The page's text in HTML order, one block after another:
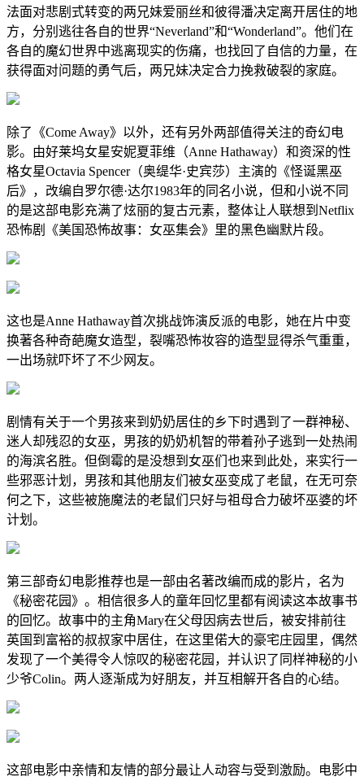
法面对悲剧式转变的两兄妹爱丽丝和彼得潘决定离开居住的地
方，分别逃往各自的世界“Neverland”和“Wonderland”。他们在
各自的魔幻世界中逃离现实的伤痛，也找回了自信的力量，在
获得面对问题的勇气后，两兄妹决定合力挽救破裂的家庭。
除了《Come Away》以外，还有另外两部值得关注的奇幻电
影。由好莱坞女星安妮夏菲维（Anne Hathaway）和资深的性
格女星Octavia Spencer（奥缇华·史宾莎）主演的《怪诞黑巫
后》，改编自罗尔德·达尔1983年的同名小说，但和小说不同
的是这部电影充满了炫丽的复古元素，整体让人联想到Netflix
恐怖剧《美国恐怖故事：女巫集会》里的黑色幽默片段。
这也是Anne Hathaway首次挑战饰演反派的电影，她在片中变
换著各种奇葩魔女造型，裂嘴恐怖妆容的造型显得杀气重重，
一出场就吓坏了不少网友。
剧情有关于一个男孩来到奶奶居住的乡下时遇到了一群神秘、
迷人却残忍的女巫，男孩的奶奶机智的带着孙子逃到一处热闹
的海滨名胜。但倒霉的是没想到女巫们也来到此处，来实行一
些邪恶计划，男孩和其他朋友们被女巫变成了老鼠，在无可奈
何之下，这些被施魔法的老鼠们只好与祖母合力破坏巫婆的坏
计划。
第三部奇幻电影推荐也是一部由名著改编而成的影片，名为
《秘密花园》。相信很多人的童年回忆里都有阅读这本故事书
的回忆。故事中的主角Mary在父母因病去世后，被安排前往
英国到富裕的叔叔家中居住，在这里偌大的豪宅庄园里，偶然
发现了一个美得令人惊叹的秘密花园，并认识了同样神秘的小
少爷Colin。两人逐渐成为好朋友，并互相解开各自的心结。
这部电影中亲情和友情的部分最让人动容与受到激励。电影中